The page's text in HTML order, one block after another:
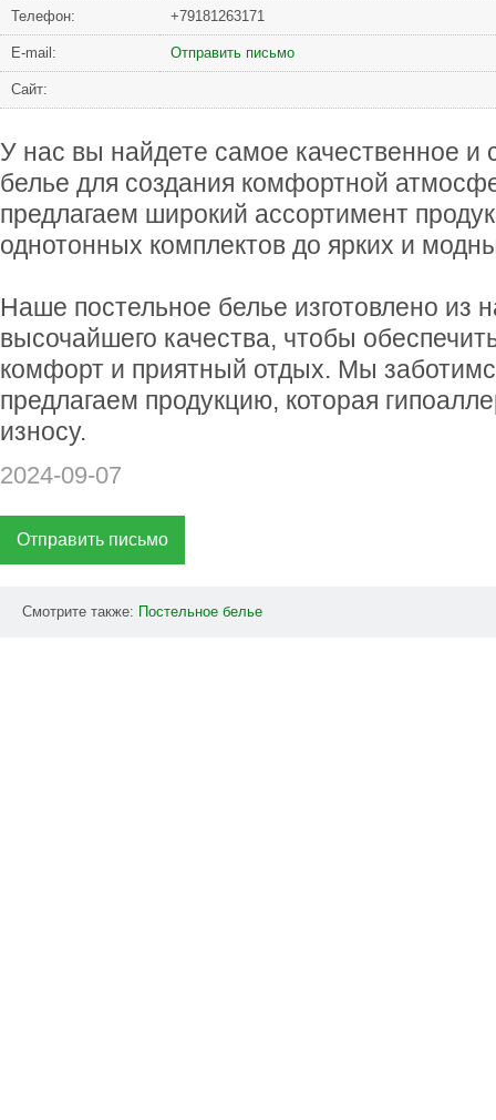
Телефон: +79181263171
Е-mail: Отправить письмо
Сайт:
У нас вы найдете самое качественное и
белье для создания комфортной
предлагаем широкий ассортимент
однотонных комплектов до ярких и
Наше постельное белье изготовлено из
высочайшего качества, чтобы
комфорт и приятный отдых. Мы
предлагаем продукцию, которая
износу.
2024-09-07
Отправить письмо
Смотрите также: Постельное белье